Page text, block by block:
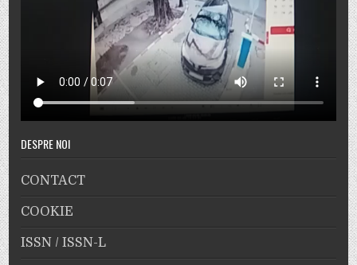
DESPRE NOI
CONTACT
COOKIE
ISSN / ISSN-L